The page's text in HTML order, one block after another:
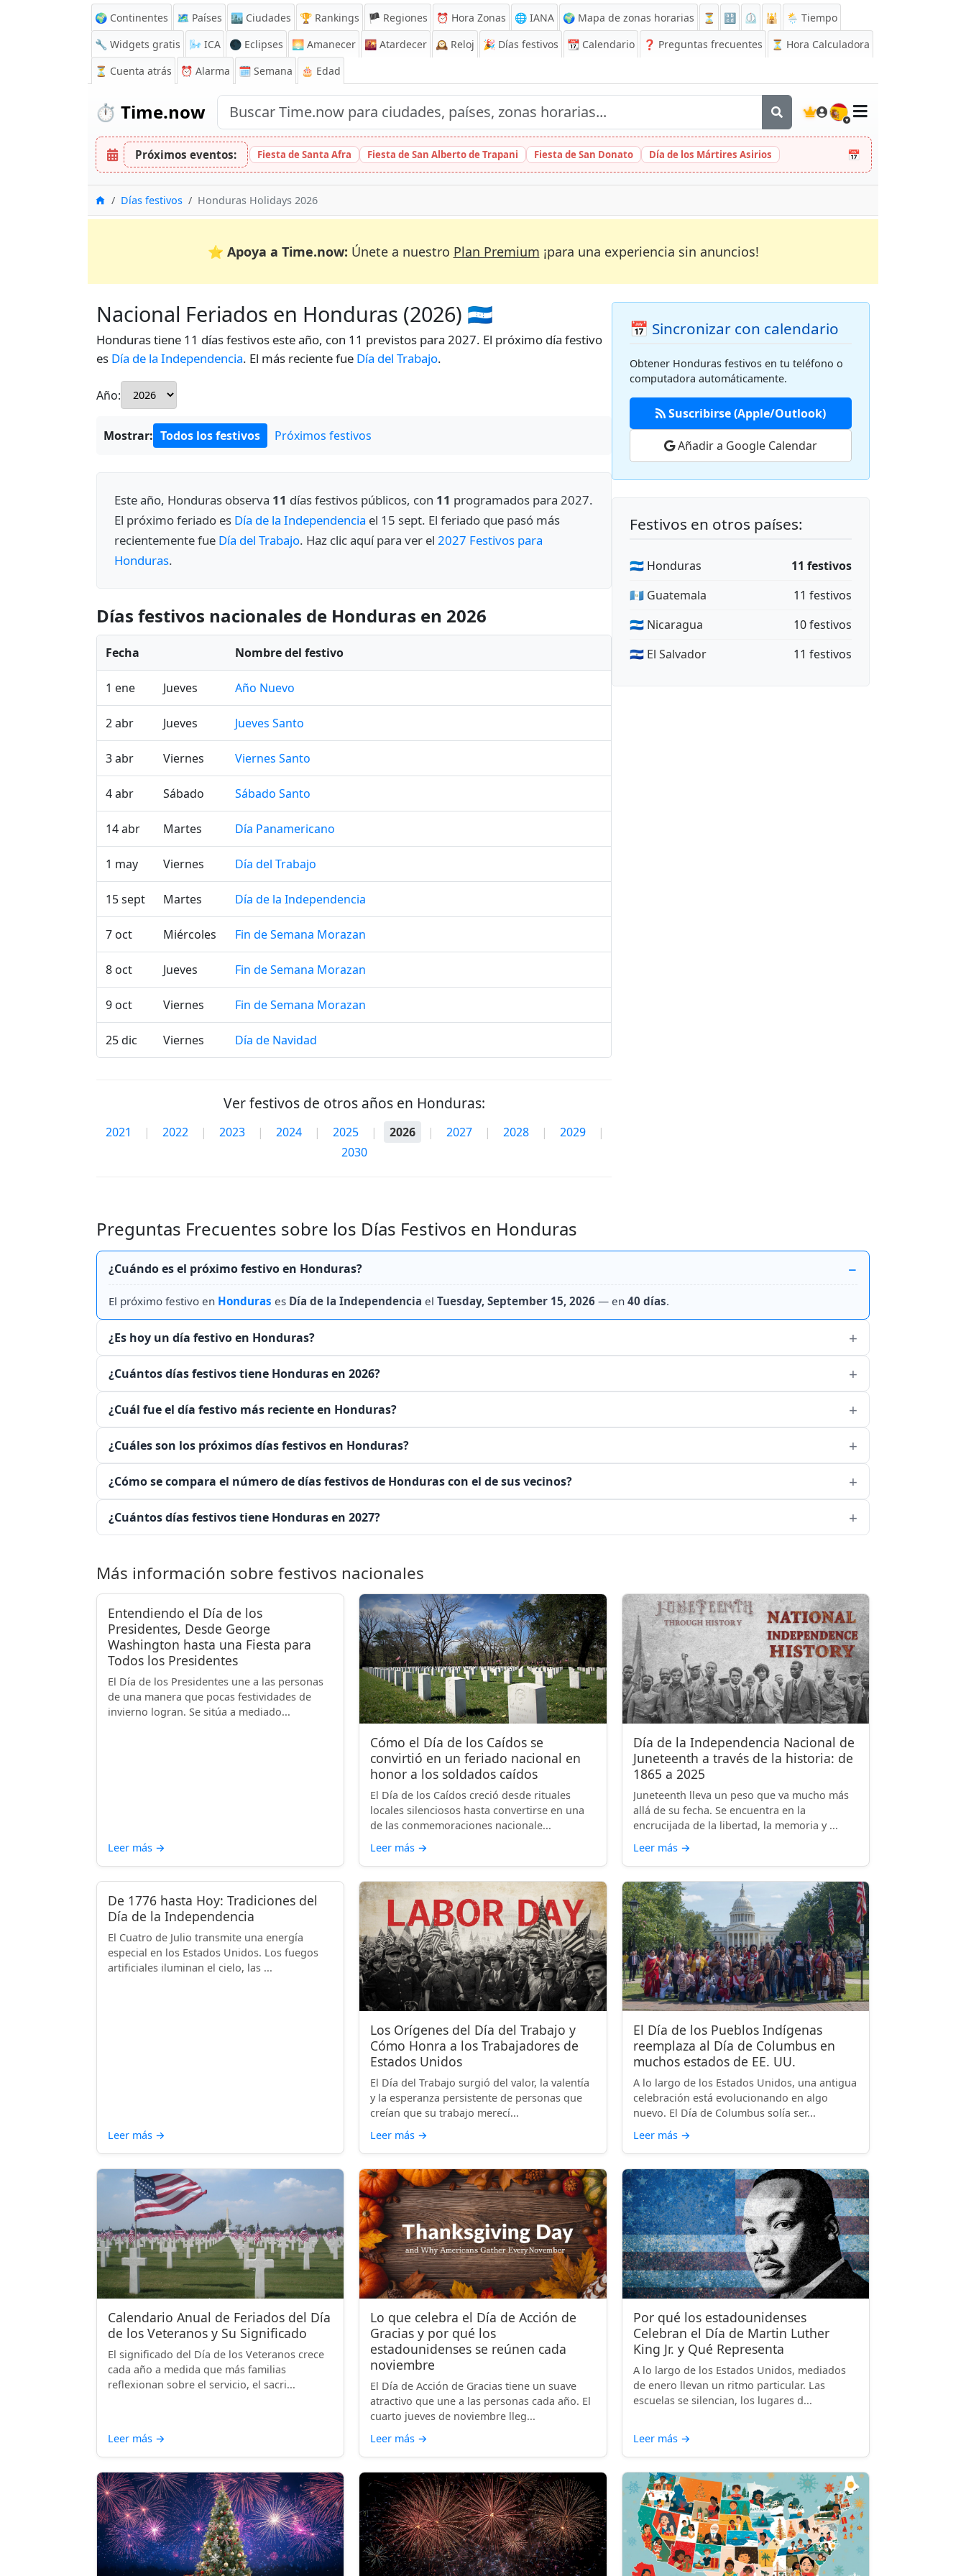
🌍 Continentes 🗺️ Países 🏙️ Ciudades 🏆 Rankings 🏴 Regiones ⏰ Hora Zonas 🌐 IANA 🌍 Mapa de zonas horarias ⏳ 🔡 ⏲️ 🕌
🌦️ Tiempo
🔧 Widgets gratis
🌬️ ICA 🌑 Eclipses 🌅 Amanecer 🌇 Atardecer 🕰️ Reloj 🎉 Días festivos 📆 Calendario ❓ Preguntas frecuentes
⏳ Hora Calculadora
⏳ Cuenta atrás ⏰ Alarma 🗓️ Semana 🎂 Edad
⏱️ Time.now 🇪🇸
Próximos eventos: Fiesta de Santa Afra Fiesta de San Alberto de Trapani Fiesta de San Donato Día de los Mártires Asirios 📅
InicioDías festivos Honduras Holidays 2026
⭐ Apoya a Time.now: Únete a nuestro Plan Premium ¡para una experiencia sin anuncios!
Nacional Feriados en Honduras (2026) 🇭🇳
Honduras tiene 11 días festivos este año, con 11 previstos para 2027. El próximo día festivo
es Día de la Independencia. El más reciente fue Día del Trabajo.
Año:
Mostrar: Todos los festivos Próximos festivos
Este año, Honduras observa 11 días festivos públicos, con 11 programados para 2027.
El próximo feriado es Día de la Independencia el 15 sept. El feriado que pasó más
recientemente fue Día del Trabajo. Haz clic aquí para ver el 2027 Festivos para
Honduras.
Días festivos nacionales de Honduras en 2026
Fecha Nombre del festivo
1 ene Jueves Año Nuevo
2 abr Jueves Jueves Santo
3 abr Viernes Viernes Santo
4 abr Sábado Sábado Santo
14 abr Martes Día Panamericano
1 may Viernes Día del Trabajo
15 sept Martes Día de la Independencia
7 oct Miércoles Fin de Semana Morazan
8 oct Jueves Fin de Semana Morazan
9 oct Viernes Fin de Semana Morazan
25 dic Viernes Día de Navidad
Ver festivos de otros años en Honduras:
2021 | 2022 | 2023 | 2024 | 2025 | 2026 | 2027 | 2028 | 2029
|
2030
📅 Sincronizar con calendario
Obtener Honduras festivos en tu teléfono o
computadora automáticamente.
Suscribirse (Apple/Outlook)
Añadir a Google Calendar
Festivos en otros países:
🇭🇳 Honduras
11 festivos
🇬🇹 Guatemala
11 festivos
🇳🇮 Nicaragua
10 festivos
🇸🇻 El Salvador
11 festivos
Preguntas Frecuentes sobre los Días Festivos en Honduras
¿Cuándo es el próximo festivo en Honduras?
El próximo festivo en Honduras es Día de la Independencia el Tuesday, September 15, 2026 — en 40 días.
¿Es hoy un día festivo en Honduras?
¿Cuántos días festivos tiene Honduras en 2026?
¿Cuál fue el día festivo más reciente en Honduras?
¿Cuáles son los próximos días festivos en Honduras?
¿Cómo se compara el número de días festivos de Honduras con el de sus vecinos?
¿Cuántos días festivos tiene Honduras en 2027?
Más información sobre festivos nacionales
Entendiendo el Día de los
Presidentes, Desde George
Washington hasta una Fiesta para
Todos los Presidentes
El Día de los Presidentes une a las personas
de una manera que pocas festividades de
invierno logran. Se sitúa a mediado...
Leer más →
Cómo el Día de los Caídos se
convirtió en un feriado nacional en
honor a los soldados caídos
El Día de los Caídos creció desde rituales
locales silenciosos hasta convertirse en una
de las conmemoraciones nacionale...
Leer más →
Día de la Independencia Nacional de
Juneteenth a través de la historia: de
1865 a 2025
Juneteenth lleva un peso que va mucho más
allá de su fecha. Se encuentra en la
encrucijada de la libertad, la memoria y ...
Leer más →
De 1776 hasta Hoy: Tradiciones del
Día de la Independencia
El Cuatro de Julio transmite una energía
especial en los Estados Unidos. Los fuegos
artificiales iluminan el cielo, las ...
Leer más →
Los Orígenes del Día del Trabajo y
Cómo Honra a los Trabajadores de
Estados Unidos
El Día del Trabajo surgió del valor, la valentía
y la esperanza persistente de personas que
creían que su trabajo merecí...
Leer más →
El Día de los Pueblos Indígenas
reemplaza al Día de Columbus en
muchos estados de EE. UU.
A lo largo de los Estados Unidos, una antigua
celebración está evolucionando en algo
nuevo. El Día de Columbus solía ser...
Leer más →
Calendario Anual de Feriados del Día
de los Veteranos y Su Significado
El significado del Día de los Veteranos crece
cada año a medida que más familias
reflexionan sobre el servicio, el sacri...
Leer más →
Lo que celebra el Día de Acción de
Gracias y por qué los
estadounidenses se reúnen cada
noviembre
El Día de Acción de Gracias tiene un suave
atractivo que une a las personas cada año. El
cuarto jueves de noviembre lleg...
Leer más →
Por qué los estadounidenses
Celebran el Día de Martin Luther
King Jr. y Qué Representa
A lo largo de los Estados Unidos, mediados
de enero llevan un ritmo particular. Las
escuelas se silencian, los lugares d...
Leer más →